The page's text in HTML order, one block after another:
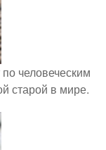
человеческим
старой в мире.